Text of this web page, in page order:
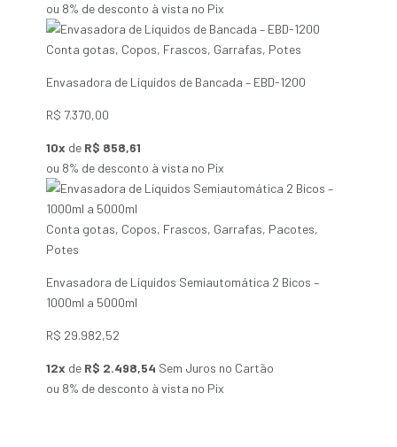
ou 8% de desconto à vista no Pix
Conta gotas, Copos, Frascos, Garrafas, Potes
Envasadora de Líquidos de Bancada – EBD-1200
R$ 7.370,00
10x de R$ 858,61
ou 8% de desconto à vista no Pix
Conta gotas, Copos, Frascos, Garrafas, Pacotes,
Potes
Envasadora de Líquidos Semiautomática 2 Bicos –
1000ml a 5000ml
R$ 29.982,52
12x de R$ 2.498,54 Sem Juros no Cartão
ou 8% de desconto à vista no Pix